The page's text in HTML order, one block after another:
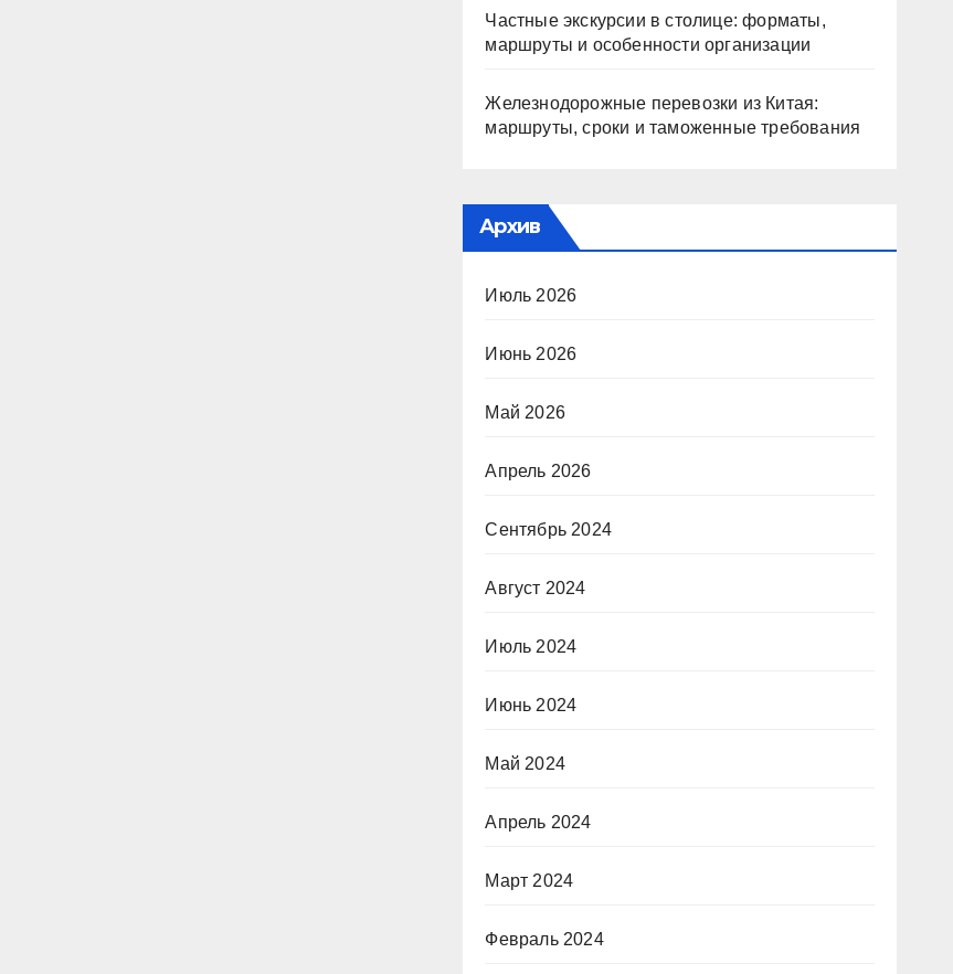
Частные экскурсии в столице: форматы,
маршруты и особенности организации
Железнодорожные перевозки из Китая:
маршруты, сроки и таможенные требования
Архив
Июль 2026
Июнь 2026
Май 2026
Апрель 2026
Сентябрь 2024
Август 2024
Июль 2024
Июнь 2024
Май 2024
Апрель 2024
Март 2024
Февраль 2024